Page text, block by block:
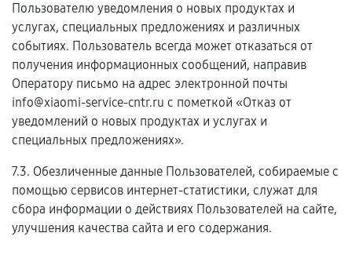
Пользователю уведомления о новых продуктах и
услугах, специальных предложениях и различных
событиях. Пользователь всегда может отказаться от
получения информационных сообщений, направив
Оператору письмо на адрес электронной почты
info@xiaomi-service-cntr.ru с пометкой «Отказ от
уведомлений о новых продуктах и услугах и
специальных предложениях».
7.3. Обезличенные данные Пользователей, собираемые с
помощью сервисов интернет-статистики, служат для
сбора информации о действиях Пользователей на сайте,
улучшения качества сайта и его содержания.